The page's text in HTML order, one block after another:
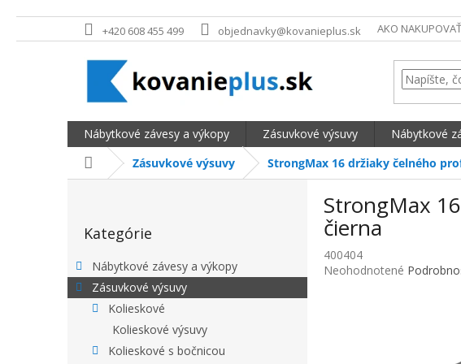
Prejsť na obsah +420 608 455 499 objednavky@kovanieplus.sk AKO NAKUPOVAŤ
Nábytkové závesy a výkopy Zásuvkové výsuvy Nábytkové
DomovZásuvkové výsuvy StrongMax 16 držiaky čelného
BOČNÝ PANEL
Kategórie
Nábytkové závesy a výkopy
Zásuvkové výsuvy
Kolieskové
Kolieskové výsuvy
Kolieskové s bočnicou
StrongMax
čierna
400404
Priemerné hodnotenie
Neohodnotené